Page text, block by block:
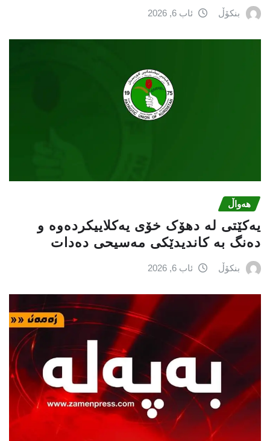
بنکۆڵ ئاب 6, 2026
هەواڵ
یەکێتی لە دهۆک خۆی یەکلاییکردەوە و
دەنگ بە کاندیدێکی مەسیحی دەدات
بنکۆڵ ئاب 6, 2026